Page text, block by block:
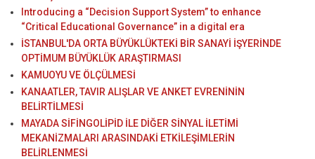
Introducing a “Decision Support System” to enhance
“Critical Educational Governance” in a digital era
İSTANBUL'DA ORTA BÜYÜKLÜKTEKİ BİR SANAYİ İŞYERİNDE
OPTİMUM BÜYÜKLÜK ARAŞTIRMASI
KAMUOYU VE ÖLÇÜLMESİ
KANAATLER, TAVIR ALIŞLAR VE ANKET EVRENİNİN
BELİRTİLMESİ
MAYADA SİFİNGOLİPİD İLE DİĞER SİNYAL İLETİMİ
MEKANİZMALARI ARASINDAKİ ETKİLEŞİMLERİN
BELİRLENMESİ